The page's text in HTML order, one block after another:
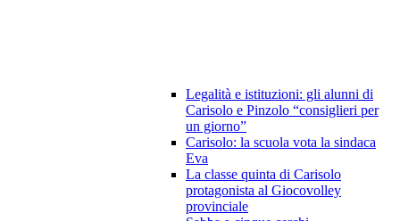
Legalità e istituzioni: gli alunni di
Carisolo e Pinzolo “consiglieri per
un giorno”
Carisolo: la scuola vota la sindaca
Eva
La classe quinta di Carisolo
protagonista al Giocovolley
provinciale